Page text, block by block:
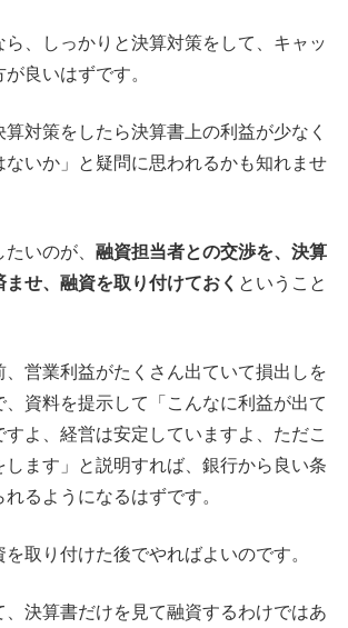
ら、しっかりと決算対策をして、キャッ
良いはずです。
算対策をしたら決算書上の利益が少なく
ないか」と疑問に思われるかも知れませ
いのが、 融資担当者との交渉を、決算
せ、融資を取り付けておく ということ
、営業利益がたくさん出ていて損出しを
、資料を提示して「こんなに利益が出て
よ、経営は安定していますよ、ただこ
します」と説明すれば、銀行から良い条
るようになるはずです。
取り付けた後でやればよいのです。
、決算書だけを見て融資するわけではあ